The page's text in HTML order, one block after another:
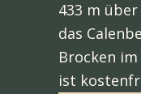
433 m
das
Brocken
ist